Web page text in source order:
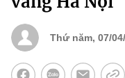
Thứ năm, 07/